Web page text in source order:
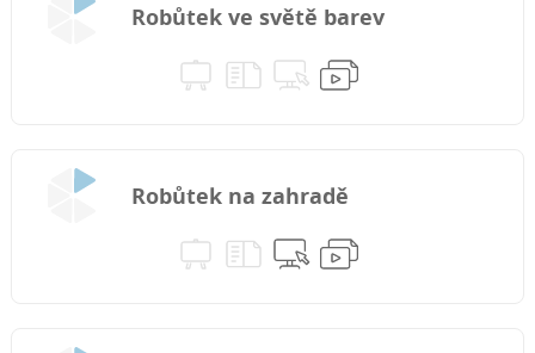
Robůtek ve světě barev
Robůtek na zahradě